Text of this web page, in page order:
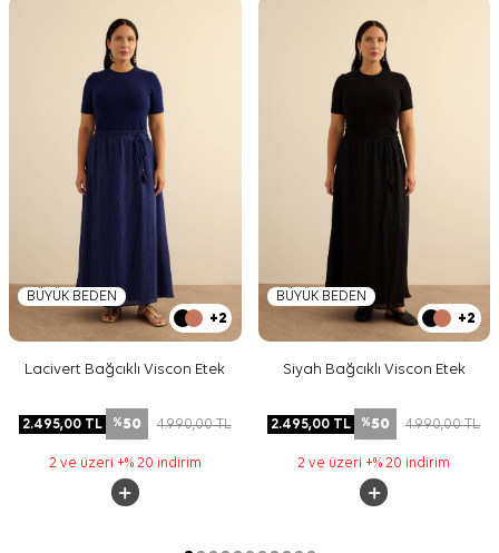
BÜYÜK BEDEN
+2
Lacivert Bağcıklı Viscon Etek
2.495,00TL %50 4.990,00TL
2 ve üzeri +% 20 indirim
BÜYÜK BEDEN
+2
Siyah Bağcıklı Viscon Etek
2.495,00 TL %50 4.990,00TL
2 ve üzeri +% 20 indirim